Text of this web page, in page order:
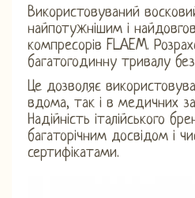
Використовуваний
найпотужнішим і
компресорів FLAEM.
багатогодинну тривалу
Це дозволяє
вдома, так і в медичних
Надійність італійського
багаторічним досвідом і
сертифікатами.